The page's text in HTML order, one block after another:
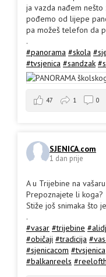
ja vazda nađem
pođemo od lijepe
pa možeš telefon da
.
#panorama #skola
#tvsjenica #sandzak
47 1 0
SJENICA.com
1 dan prije
A u Trijebine na
Prepoznajete li koga?
Stiže još snimaka što
.
#vasar #trijebine
#običaji #tradicija
#sjenicacom #tvsjenica
#balkanreels